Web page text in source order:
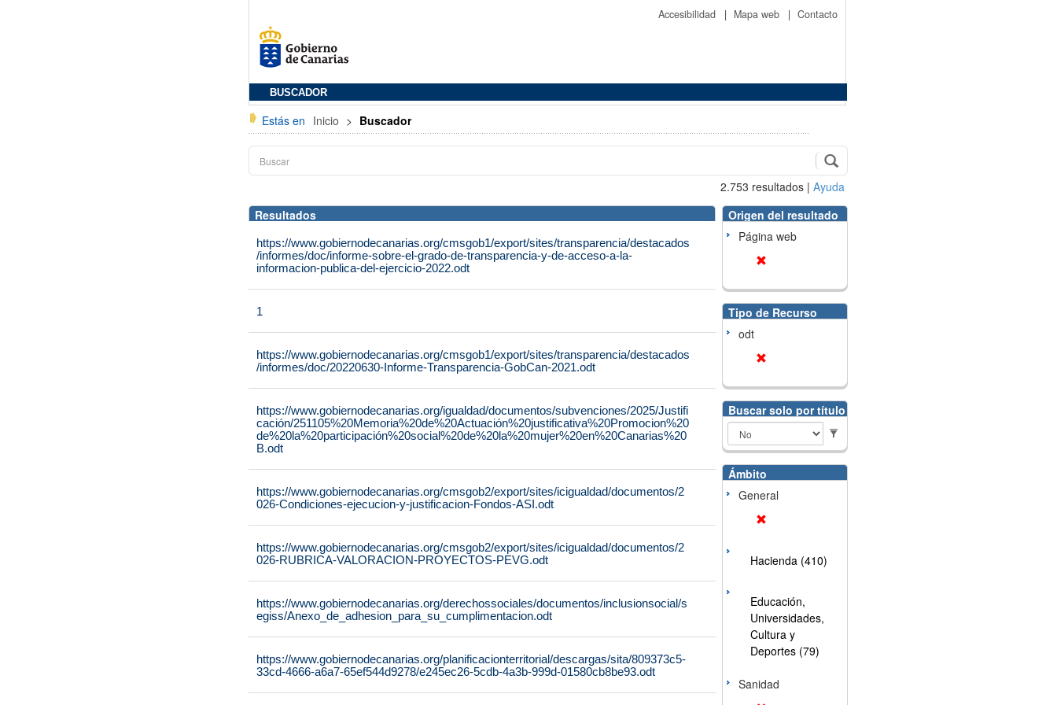
Accesibilidad | Mapa web | Contacto
BUSCADOR
Estás en Inicio > Buscador
2.753 resultados | Ayuda
Resultados
https://www.gobiernodecanarias.org/cmsgob1/export/sites/transparencia/destacados
/informes/doc/informe-sobre-el-grado-de-transparencia-y-de-acceso-a-la-
informacion-publica-del-ejercicio-2022.odt
1
https://www.gobiernodecanarias.org/cmsgob1/export/sites/transparencia/destacados
/informes/doc/20220630-Informe-Transparencia-GobCan-2021.odt
https://www.gobiernodecanarias.org/igualdad/documentos/subvenciones/2025/Justifi
cación/251105%20Memoria%20de%20Actuación%20justificativa%20Promocion%20
de%20la%20participación%20social%20de%20la%20mujer%20en%20Canarias%20
B.odt
https://www.gobiernodecanarias.org/cmsgob2/export/sites/icigualdad/documentos/2
026-Condiciones-ejecucion-y-justificacion-Fondos-ASI.odt
https://www.gobiernodecanarias.org/cmsgob2/export/sites/icigualdad/documentos/2
026-RUBRICA-VALORACION-PROYECTOS-PEVG.odt
https://www.gobiernodecanarias.org/derechossociales/documentos/inclusionsocial/s
egiss/Anexo_de_adhesion_para_su_cumplimentacion.odt
https://www.gobiernodecanarias.org/planificacionterritorial/descargas/sita/809373c5-
33cd-4666-a6a7-65ef544d9278/e245ec26-5cdb-4a3b-999d-01580cb8be93.odt
Origen del resultado
Página web
Tipo de Recurso
odt
Buscar solo por título
Ámbito
General
Hacienda (410)
Educación,
Universidades,
Cultura y
Deportes (79)
Sanidad